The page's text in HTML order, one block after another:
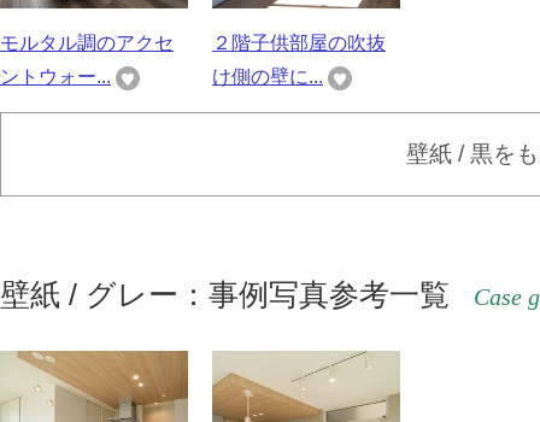
モルタル調のアクセ
ントウォー...
２階子供部屋の吹抜
け側の壁に...
壁紙 / 黒を
壁紙 / グレー：事例写真参考一覧 Case